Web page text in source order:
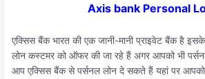
Axis bank Personal
एक्सिस बैंक भारत की एक जानी-मानी प्राइवेट बैंक है
लोन कस्टमर को ऑफर की जा रहे हैं अगर आपको भी
आप एक्सिस बैंक से पर्सनल लोन दे सकते हैं यहां पर